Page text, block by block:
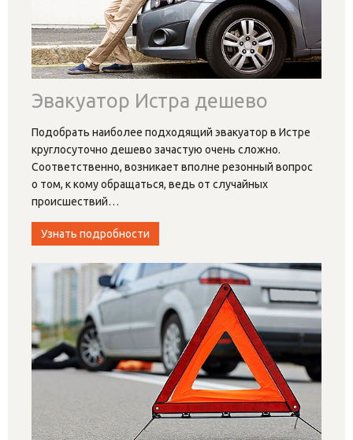
Эвакуатор Истра дешево
Подобрать наиболее подходящий эвакуатор в Истре
круглосуточно дешево зачастую очень сложно.
Соответственно, возникает вполне резонный вопрос
о том, к кому обращаться, ведь от случайных
происшествий…
Узнать подробности